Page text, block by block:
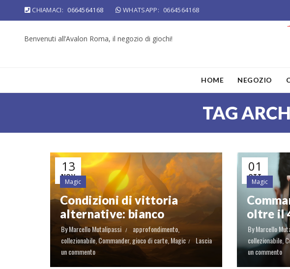
CHIAMACI: 0664564168 WHATSAPP: 0664564168
Benvenuti all’Avalon Roma, il negozio di giochi!
HOME NEGOZIO
TAG
13
NOV
Magic
Condizioni di vittoria
alternative: bianco
ByMarcello Mutalipassi approfondimento
collezionabile, Commander, gioco di carte Magic
Lascia
un commento
01
OTT
Magic
oltre il
ByMarcello
collezionabile,
un commento